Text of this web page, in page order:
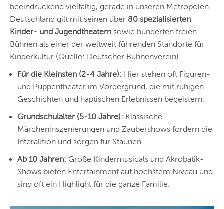
MÜNCHEN
FRANKFURT
DÜSSELDORF
STUTTGART
HANNOVER
DRESDEN
NÜRNBERG
beeindruckend vielfältig, gerade in unseren Metropolen .
Deutschland gilt mit seinen über 80 spezialisierten
Kinder- und Jugendtheatern sowie hunderten freien
Bühnen als einer der weltweit führenden Standorte für
Kinderkultur (Quelle: Deutscher Bühnenverein).
Für die Kleinsten (2-4 Jahre): Hier stehen oft Figuren-
und Puppentheater im Vordergrund, die mit ruhigen
Geschichten und haptischen Erlebnissen begeistern.
Grundschulalter (5-10 Jahre): Klassische
Märcheninszenierungen und Zaubershows fordern die
Interaktion und sorgen für Staunen.
Ab 10 Jahren: Große Kindermusicals und Akrobatik-
Shows bieten Entertainment auf höchstem Niveau und
sind oft ein Highlight für die ganze Familie.